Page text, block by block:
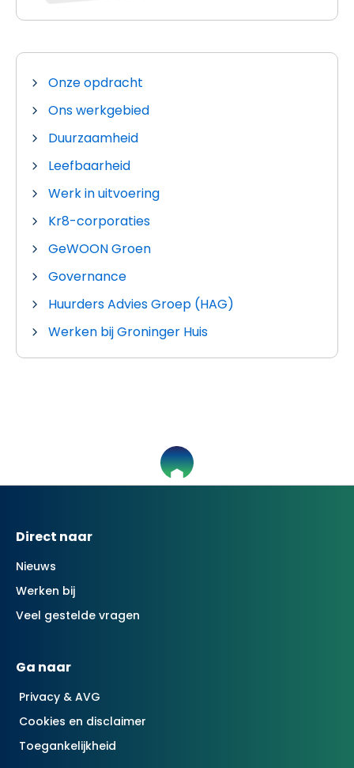
Onze opdracht
Ons werkgebied
Duurzaamheid
Leefbaarheid
Werk in uitvoering
Kr8-corporaties
GeWOON Groen
Governance
Huurders Advies Groep (HAG)
Werken bij Groninger Huis
Contactinformatie
Direct naar
Nieuws
Werken bij
Veel gestelde vragen
Ga naar
Privacy & AVG
Cookies en disclaimer
Toegankelijkheid